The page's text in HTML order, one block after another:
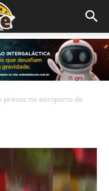
presos no aeroporto de